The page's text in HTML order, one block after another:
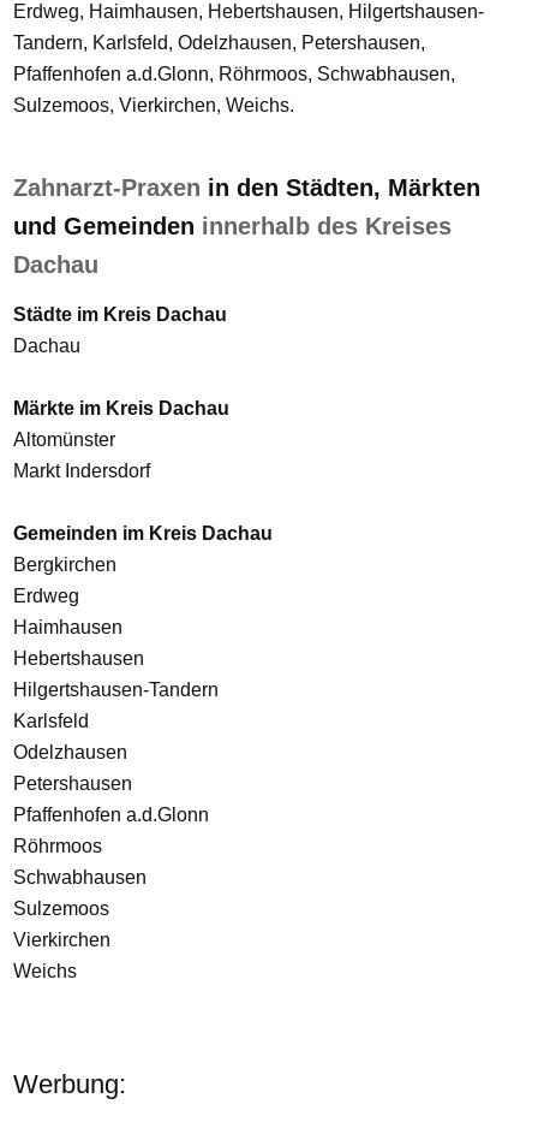
Erdweg, Haimhausen, Hebertshausen, Hilgertshausen-
Tandern, Karlsfeld, Odelzhausen, Petershausen,
Pfaffenhofen a.d.Glonn, Röhrmoos, Schwabhausen,
Sulzemoos, Vierkirchen, Weichs.
Zahnarzt-Praxen in den Städten, Märkten
und Gemeinden innerhalb des Kreises
Dachau
Städte im Kreis Dachau
Dachau
Märkte im Kreis Dachau
Altomünster
Markt Indersdorf
Gemeinden im Kreis Dachau
Bergkirchen
Erdweg
Haimhausen
Hebertshausen
Hilgertshausen-Tandern
Karlsfeld
Odelzhausen
Petershausen
Pfaffenhofen a.d.Glonn
Röhrmoos
Schwabhausen
Sulzemoos
Vierkirchen
Weichs
Werbung: